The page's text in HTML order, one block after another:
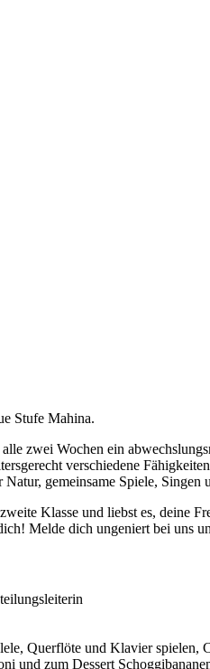
Stufe Mahina.
zwei Wochen ein
verschiedene
gemeinsame Spiele, Singen
Klasse und liebst es, deine
Melde dich ungeniert bei uns
Querflöte und Klavier spielen,
und zum Dessert